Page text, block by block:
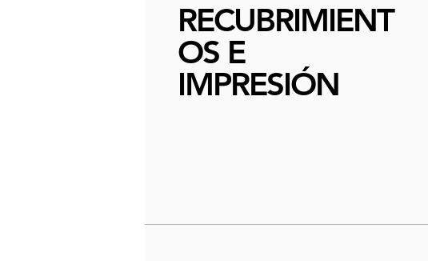
RECUBRIMIENT
OS E
IMPRESIÓN